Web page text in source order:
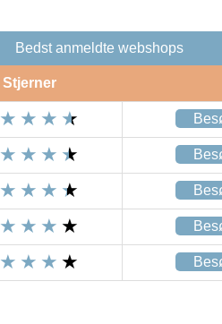
Bedst anmeldte webshops
Stjerner